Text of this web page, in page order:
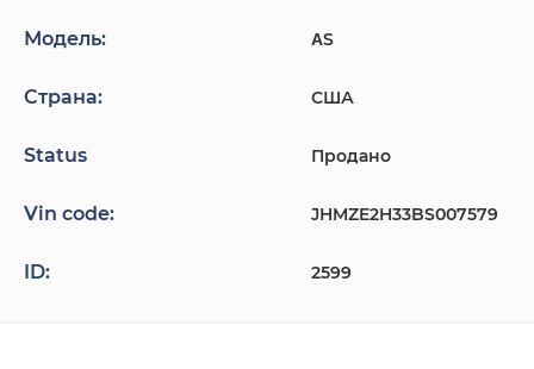
Модель: ΑS
Страна: США
Status Продано
Vin code: JHMZE2H33BS007579
ID: 2599